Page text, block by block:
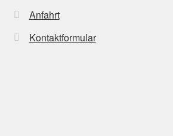
Anfahrt
Kontaktformular